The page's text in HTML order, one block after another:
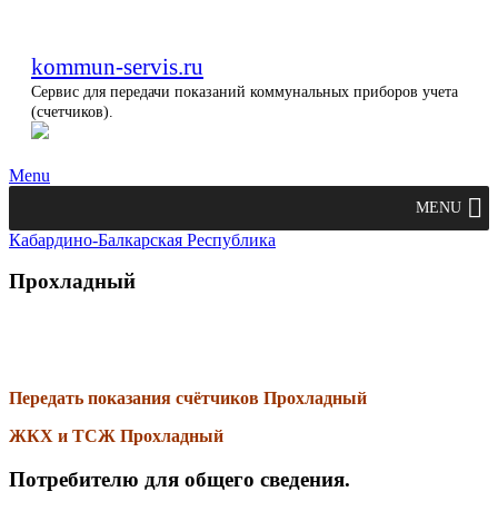
kommun-servis.ru
Сервис для передачи показаний коммунальных приборов учета
(счетчиков).
Menu
MENU
Кабардино-Балкарская Республика
Прохладный
Передать показания счётчиков Прохладный
ЖКХ и ТСЖ Прохладный
Потребителю для общего сведения.